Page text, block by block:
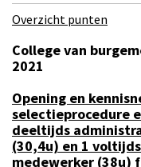
Overzicht punten
College van
2021
Opening en
selectieprocedure
deeltijds
(30,4u) en 1
medewerker (38u)